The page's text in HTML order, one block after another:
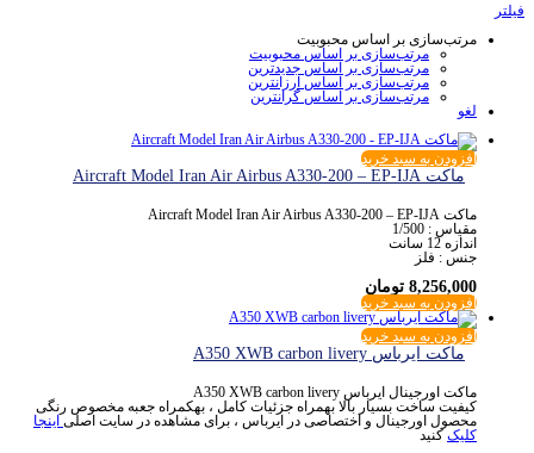
فیلتر
مرتب‌سازی بر اساس محبوبیت
مرتب‌سازی بر اساس محبوبیت
مرتب‌سازی بر اساس جدیدترین
مرتب‌سازی بر اساس ارزانترین
مرتب‌سازی بر اساس گرانترین
لغو
افزودن به سبد خرید
ماکت Aircraft Model Iran Air Airbus A330-200 – EP-IJA
ماکت Aircraft Model Iran Air Airbus A330-200 – EP-IJA
مقیاس : 1/500
اندازه 12 سانت
جنس : فلز
8,256,000 تومان
افزودن به سبد خرید
افزودن به سبد خرید
ماکت ایرباس A350 XWB carbon livery
ماکت اورجینال ایرباس A350 XWB carbon livery
کیفیت ساخت بسیار بالا بهمراه جزئیات کامل ، بهکمراه جعبه مخصوص رنگی
محصول اورجینال و اختصاصی در ایرباس ، برای مشاهده در سایت اصلیاینجا
کلیککنید